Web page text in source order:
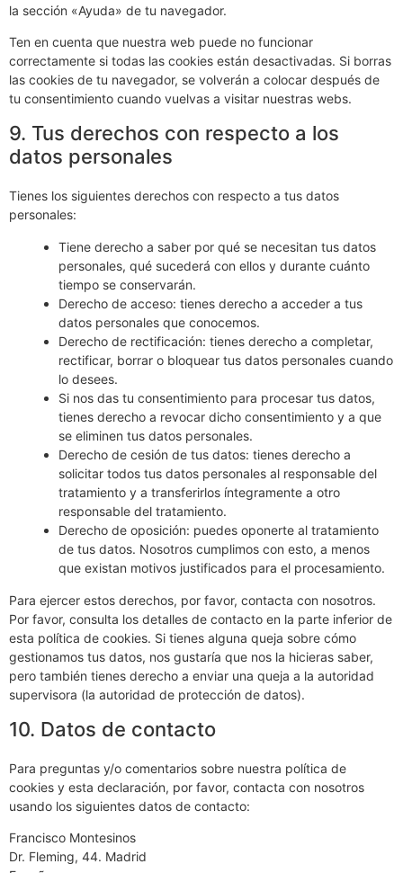
la sección «Ayuda» de tu navegador.
Ten en cuenta que nuestra web puede no funcionar
correctamente si todas las cookies están desactivadas. Si borras
las cookies de tu navegador, se volverán a colocar después de
tu consentimiento cuando vuelvas a visitar nuestras webs.
9. Tus derechos con respecto a los
datos personales
Tienes los siguientes derechos con respecto a tus datos
personales:
Tiene derecho a saber por qué se necesitan tus datos
personales, qué sucederá con ellos y durante cuánto
tiempo se conservarán.
Derecho de acceso: tienes derecho a acceder a tus
datos personales que conocemos.
Derecho de rectificación: tienes derecho a completar,
rectificar, borrar o bloquear tus datos personales cuando
lo desees.
Si nos das tu consentimiento para procesar tus datos,
tienes derecho a revocar dicho consentimiento y a que
se eliminen tus datos personales.
Derecho de cesión de tus datos: tienes derecho a
solicitar todos tus datos personales al responsable del
tratamiento y a transferirlos íntegramente a otro
responsable del tratamiento.
Derecho de oposición: puedes oponerte al tratamiento
de tus datos. Nosotros cumplimos con esto, a menos
que existan motivos justificados para el procesamiento.
Para ejercer estos derechos, por favor, contacta con nosotros.
Por favor, consulta los detalles de contacto en la parte inferior de
esta política de cookies. Si tienes alguna queja sobre cómo
gestionamos tus datos, nos gustaría que nos la hicieras saber,
pero también tienes derecho a enviar una queja a la autoridad
supervisora (la autoridad de protección de datos).
10. Datos de contacto
Para preguntas y/o comentarios sobre nuestra política de
cookies y esta declaración, por favor, contacta con nosotros
usando los siguientes datos de contacto:
Francisco Montesinos
Dr. Fleming, 44. Madrid